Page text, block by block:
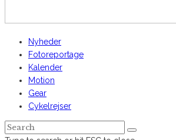
Nyheder
Fotoreportage
Kalender
Motion
Gear
Cykelrejser